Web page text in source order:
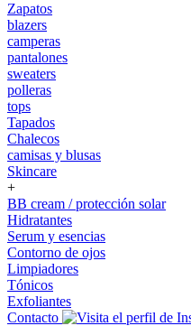
Zapatos
blazers
camperas
pantalones
sweaters
polleras
tops
Tapados
Chalecos
camisas y blusas
Skincare
+
BB cream / protección solar
Hidratantes
Serum y esencias
Contorno de ojos
Limpiadores
Tónicos
Exfoliantes
Contacto